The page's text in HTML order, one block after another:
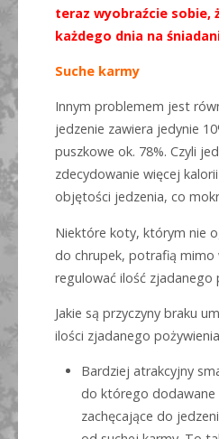
teraz wyobraźcie sobie,
każdego dnia na
Suche karmy
Innym problemem jest
jedzenie zawiera jedynie
puszkowe ok. 78%. Czyli
zdecydowanie więcej
objętości jedzenia, co
Niektóre koty, którym nie
do chrupek, potrafią mimo
regulować ilość zjadanego
Jakie są przyczyny braku
ilości zjadanego
Bardziej atrakcyjny
do którego
zachęcające do